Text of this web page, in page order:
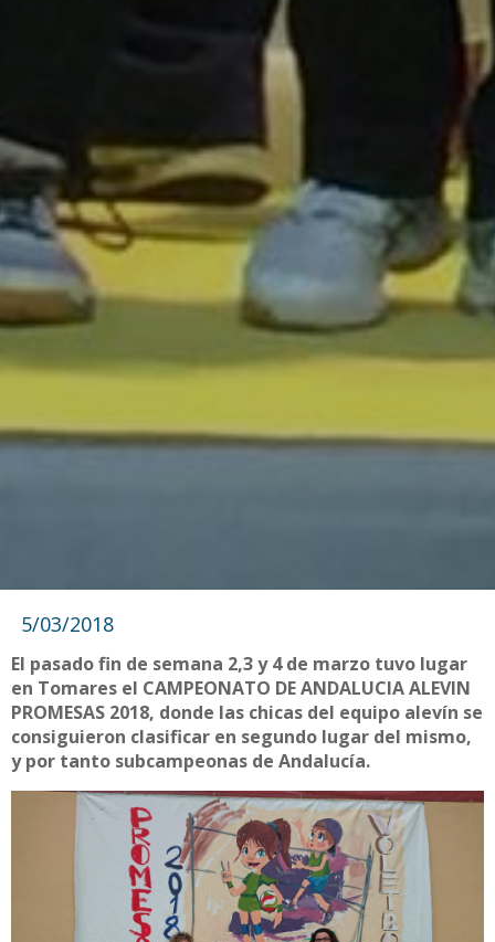
5/03/2018
El pasado fin de semana 2,3 y 4 de marzo tuvo lugar
en Tomares el CAMPEONATO DE ANDALUCIA ALEVIN
PROMESAS 2018, donde las chicas del equipo alevín se
consiguieron clasificar en segundo lugar del mismo,
y por tanto subcampeonas de Andalucía.